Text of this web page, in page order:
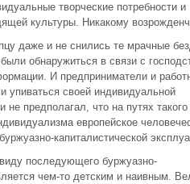
творческие потребности и
культуры. Никакому
даже и не снились те мрачные
обнаружиться в связи с
И предприниматели и
упиваться своей индивидуальной
не предполагал, что на путях такого
европейское
капиталистической
последующего буржуазно-
чем-то детским и наивным.